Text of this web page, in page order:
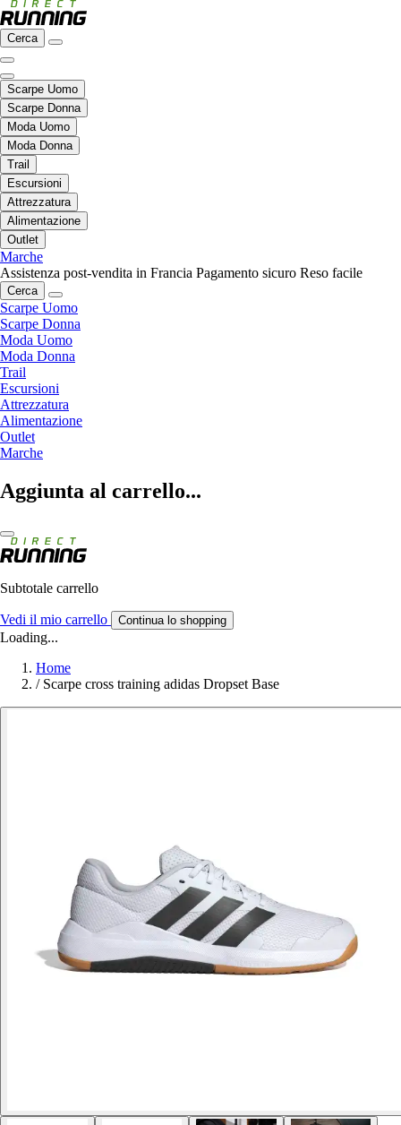
Cerca
Scarpe Uomo
Scarpe Donna
Moda Uomo
Moda Donna
Trail
Escursioni
Attrezzatura
Alimentazione
Outlet
Marche
Assistenza post-vendita in Francia Pagamento sicuro Reso facile
Cerca
Scarpe Uomo
Scarpe Donna
Moda Uomo
Moda Donna
Trail
Escursioni
Attrezzatura
Alimentazione
Outlet
Marche
Aggiunta al carrello...
Subtotale carrello
Vedi il mio carrello Continua lo shopping
Loading...
Home
/ Scarpe cross training adidas Dropset Base